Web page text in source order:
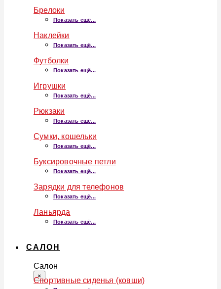
Брелоки
Показать ещё...
Наклейки
Показать ещё...
Футболки
Показать ещё...
Игрушки
Показать ещё...
Рюкзаки
Показать ещё...
Сумки, кошельки
Показать ещё...
Буксировочные петли
Показать ещё...
Зарядки для телефонов
Показать ещё...
Ланьярда
Показать ещё...
САЛОН
Салон
×
Спортивные сиденья (ковши)